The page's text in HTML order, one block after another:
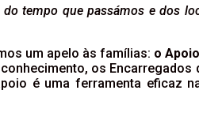
tempo que passámos e dos
um apelo às famílias: o
os
é uma ferramenta eficaz